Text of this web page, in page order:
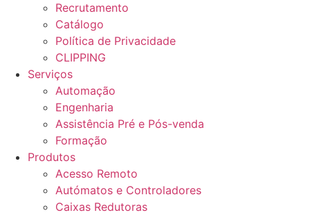
Recrutamento
Catálogo
Política de Privacidade
CLIPPING
Serviços
Automação
Engenharia
Assistência Pré e Pós-venda
Formação
Produtos
Acesso Remoto
Autómatos e Controladores
Caixas Redutoras